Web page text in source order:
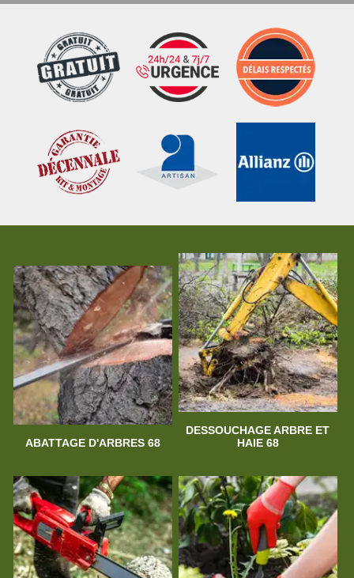
ABATTAGE D'ARBRES 68
DESSOUCHAGE ARBRE ET
HAIE 68